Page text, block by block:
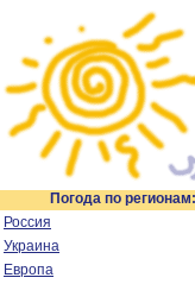
Погода по регионам:
Россия
Украина
Европа